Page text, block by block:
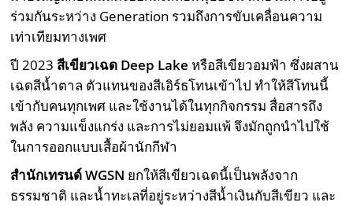
ร่วมกันระหว่าง Generation รวมถึงการขับเคลื่อนความ
เท่าเทียมทางเพศ
ปี 2023สีเขียวเฉด Deep Lake หรือสีเขียวอมฟ้า ซึ่งผสาน
เฉดสีน้ำตาล ตัวแทนของสีเอิร์ธโทนเข้าไป ทำให้สีโทนนี้
เข้ากับคนทุกเพศ และใช้งานได้ในทุกกิจกรรม สื่อสารถึง
พลัง ความแข็งแกร่ง และการไม่ยอมแพ้ จึงมักถูกนำไปใช้
ในการออกแบบเสื้อผ้านักกีฬา
สำนักเทรนด์WGSN ยกให้สีเขียวเฉดนี้เป็นพลังจาก
ธรรมชาติ และน้ำทะเลที่อยู่ระหว่างสีน้ำเงินกับสีเขียว และ